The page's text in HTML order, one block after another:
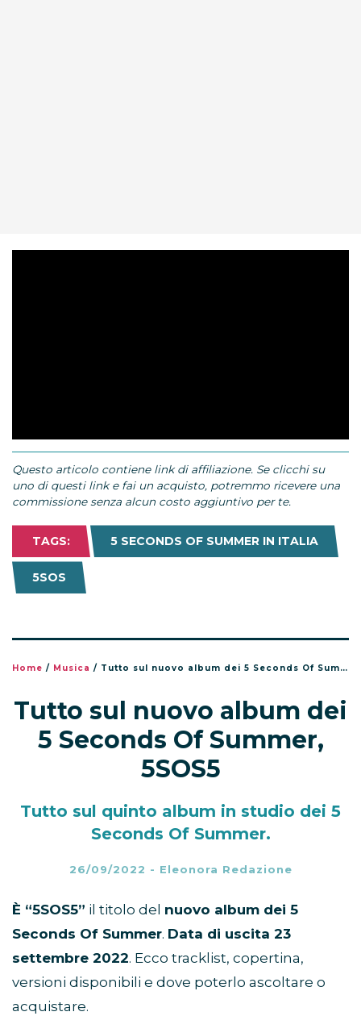
Questo articolo contiene link di affiliazione. Se clicchi su
uno di questi link e fai un acquisto, potremmo ricevere una
commissione senza alcun costo aggiuntivo per te.
TAGS: 5 SECONDS OF SUMMER IN ITALIA
5SOS
Home / Musica / Tutto sul nuovo album dei 5 Seconds Of Summer, 5SOS5
Tutto sul nuovo album dei
5 Seconds Of Summer,
5SOS5
Tutto sul quinto album in studio dei 5
Seconds Of Summer.
26/09/2022 - Eleonora Redazione
È “5SOS5” il titolo del nuovo album dei 5
Seconds Of Summer. Data di uscita 23
settembre 2022. Ecco tracklist, copertina,
versioni disponibili e dove poterlo ascoltare o
acquistare.